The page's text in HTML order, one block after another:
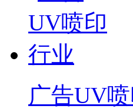
广告UV